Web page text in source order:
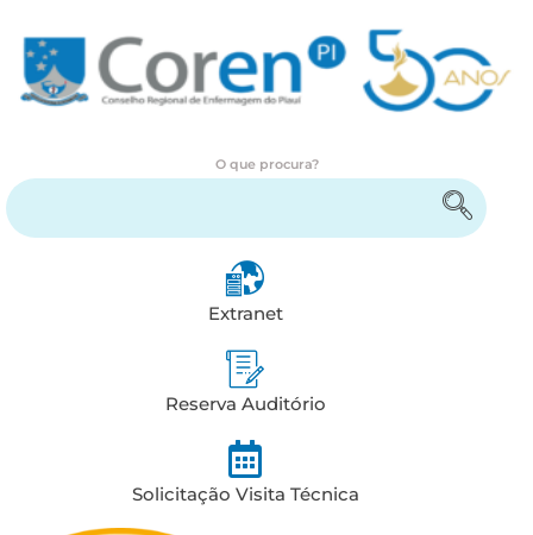
O que procura?
Extranet
Reserva Auditório
Solicitação Visita Técnica